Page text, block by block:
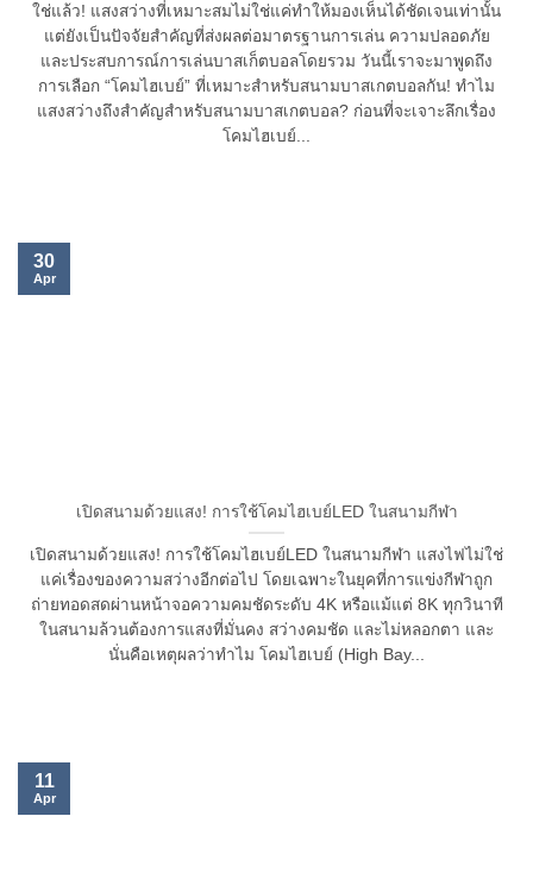
ใช่แล้ว! แสงสว่างที่เหมาะสมไม่ใช่แค่ทำให้มองเห็นได้ชัดเจนเท่านั้น
แต่ยังเป็นปัจจัยสำคัญที่ส่งผลต่อมาตรฐานการเล่น ความปลอดภัย
และประสบการณ์การเล่นบาสเก็ตบอลโดยรวม วันนี้เราจะมาพูดถึง
การเลือก “โคมไฮเบย์” ที่เหมาะสำหรับสนามบาสเกตบอลกัน! ทำไม
แสงสว่างถึงสำคัญสำหรับสนามบาสเกตบอล? ก่อนที่จะเจาะลึกเรื่อง
โคมไฮเบย์...
เปิดสนามด้วยแสง! การใช้โคมไฮเบย์LED ในสนามกีฬา
เปิดสนามด้วยแสง! การใช้โคมไฮเบย์LED ในสนามกีฬา แสงไฟไม่ใช่
แค่เรื่องของความสว่างอีกต่อไป โดยเฉพาะในยุคที่การแข่งกีฬาถูก
ถ่ายทอดสดผ่านหน้าจอความคมชัดระดับ 4K หรือแม้แต่ 8K ทุกวินาที
ในสนามล้วนต้องการแสงที่มั่นคง สว่างคมชัด และไม่หลอกตา และ
นั่นคือเหตุผลว่าทำไม โคมไฮเบย์ (High Bay...
30
Apr
11
Apr